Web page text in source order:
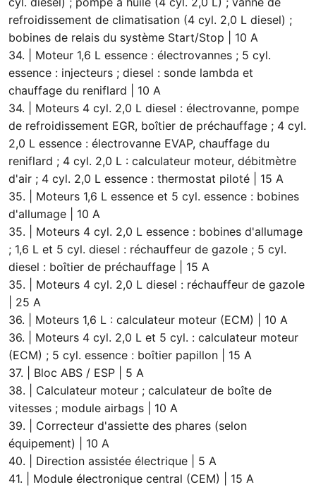
refroidissement de climatisation (4 cyl. 2,0 L diesel) ;
bobines de relais du système Start/Stop | 10 A
34. | Moteur 1,6 L essence : électrovannes ; 5 cyl.
essence : injecteurs ; diesel : sonde lambda et
chauffage du reniflard | 10 A
34. | Moteurs 4 cyl. 2,0 L diesel : électrovanne, pompe
de refroidissement EGR, boîtier de préchauffage ; 4 cyl.
2,0 L essence : électrovanne EVAP, chauffage du
reniflard ; 4 cyl. 2,0 L : calculateur moteur, débitmètre
d'air ; 4 cyl. 2,0 L essence : thermostat piloté | 15 A
35. | Moteurs 1,6 L essence et 5 cyl. essence : bobines
d'allumage | 10 A
35. | Moteurs 4 cyl. 2,0 L essence : bobines d'allumage
; 1,6 L et 5 cyl. diesel : réchauffeur de gazole ; 5 cyl.
diesel : boîtier de préchauffage | 15 A
35. | Moteurs 4 cyl. 2,0 L diesel : réchauffeur de gazole
| 25 A
36. | Moteurs 1,6 L : calculateur moteur (ECM) | 10 A
36. | Moteurs 4 cyl. 2,0 L et 5 cyl. : calculateur moteur
(ECM) ; 5 cyl. essence : boîtier papillon | 15 A
37. | Bloc ABS / ESP | 5 A
38. | Calculateur moteur ; calculateur de boîte de
vitesses ; module airbags | 10 A
39. | Correcteur d'assiette des phares (selon
équipement) | 10 A
40. | Direction assistée électrique | 5 A
41. | Module électronique central (CEM) | 15 A